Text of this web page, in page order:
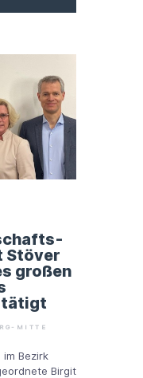
Stöver
großen
MITTE
Bezirk
Birgit